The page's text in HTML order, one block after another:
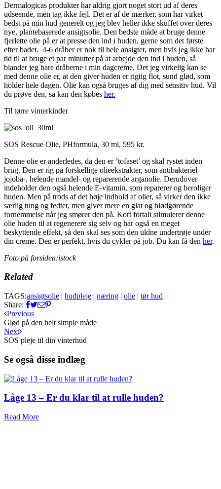
Dermalogicas produkter har aldrig gjort noget stort ud af deres
udseende, men tag ikke fejl. Det er af de mærker, som har virket
bedst på min hud generelt og jeg blev heller ikke skuffet over deres
nye, plantebaserede ansigtsolie. Den bedste måde at bruge denne
fjerlette olie på er at presse den ind i huden, gerne som det første
efter badet. 4-6 dråber er nok til hele ansigtet, men hvis jeg ikke har
tid til at bruge et par minutter på at arbejde den ind i huden, så
blander jeg bare dråberne i min dagcreme. Det jeg virkelig kan se
med denne olie er, at den giver huden er rigtig flot, sund glød, som
holder hele dagen. Olie kan også bruges af dig med sensitiv hud. Vil
du prøve den, så kan den købes her.
Til tørre vinterkinder
SOS Rescue Olie, PHformula, 30 ml, 595 kr.
Denne olie er anderledes, da den er ’tofaset’ og skal rystet inden
brug. Den er rig på forskellige olieekstrakter, som antibakteriel
jojoba-, helende mandel- og reparerende arganolie. Derudover
indeholder den også helende E-vitamin, som reparerer og beroliger
huden. Men på trods af det høje indhold af olier, så virker den ikke
særlig tung og fedtet, men giver mere en glat og blødgørende
fornemmelse når jeg smører den på. Kort fortalt stimulerer denne
olie huden til at regenerere sig selv og har også en meget
beskyttende effekt, så den skal ses som den uldne undertrøje under
din creme. Den er perfekt, hvis du cykler på job. Du kan få den her.
Foto på forsiden:istock
Related
TAGS:ansigtsolie | hudpleje | næring | olie | tør hud
Share:
Previous
Glød på den helt simple måde
Next
SOS pleje til din vinterhud
Se også disse indlæg
Låge 13 – Er du klar til at rulle huden?
Read More